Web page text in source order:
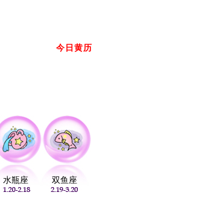
今日黄历
水瓶座 双鱼座